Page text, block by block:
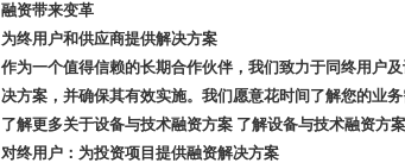
融资带来变革
为终用户和供应商提供解决方案
作为一个值得信赖的长期合作伙伴，我们致力于同终用户
决方案，并确保其有效实施。我们愿意花时间了解您的业
了解更多关于设备与技术融资方案 了解设备与技术融资方案
对终用户：为投资项目提供融资解决方案